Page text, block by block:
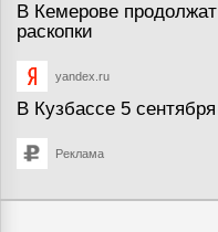
В Кемерове
раскопки
yandex.ru
В Кузбассе 5
Реклама